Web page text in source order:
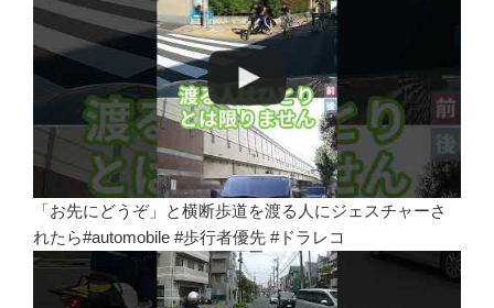
「お先にどうぞ」と横断歩道を渡る人にジェスチャーさ
れたら#automobile #歩行者優先 #ドラレコ